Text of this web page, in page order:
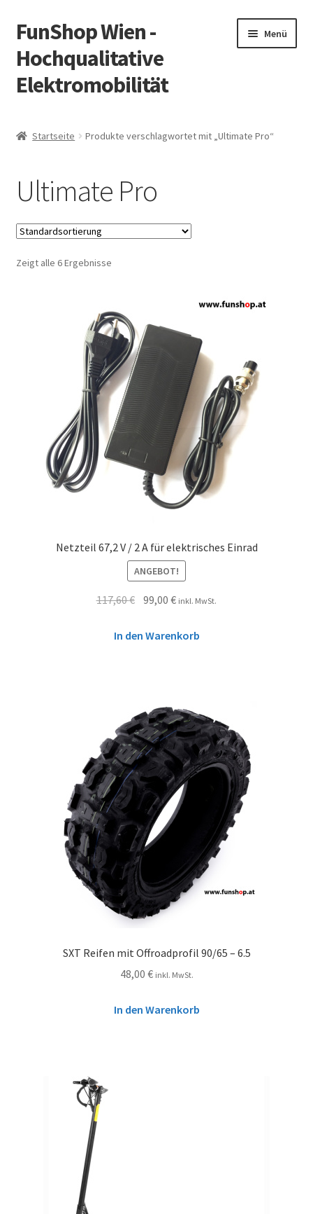
Zur
Navigation
springen
Zum
Inhalt
springen
FunShop Wien -
Hochqualitative
Elektromobilität
Menü
Vorsicht Internetbetrug
Über FunShop
Impressum
Startseite Produkte verschlagwortet mit „Ultimate Pro“
Ultimate Pro
Zeigt alle 6 Ergebnisse
Netzteil 67,2 V / 2 A für elektrisches Einrad
ANGEBOT!
117,60€ 99,00€ inkl. MwSt.
In den Warenkorb
SXT Reifen mit Offroadprofil 90/65 – 6.5
48,00 € inkl. MwSt.
In den Warenkorb